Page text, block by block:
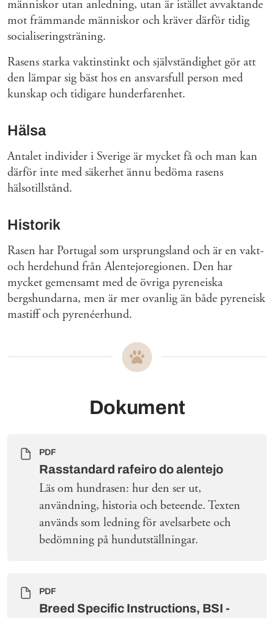
människor utan anledning, utan är istället avvaktande
mot främmande människor och kräver därför tidig
socialiseringsträning.
Rasens starka vaktinstinkt och självständighet gör att
den lämpar sig bäst hos en ansvarsfull person med
kunskap och tidigare hunderfarenhet.
Hälsa
Antalet individer i Sverige är mycket få och man kan
därför inte med säkerhet ännu bedöma rasens
hälsotillstånd.
Historik
Rasen har Portugal som ursprungsland och är en vakt-
och herdehund från Alentejoregionen. Den har
mycket gemensamt med de övriga pyreneiska
bergshundarna, men är mer ovanlig än både pyreneisk
mastiff och pyrenéerhund.
Dokument
PDF
Rasstandard rafeiro do alentejo
Läs om hundrasen: hur den ser ut,
användning, historia och beteende. Texten
används som ledning för avelsarbete och
bedömning på hundutställningar.
PDF
Breed Specific Instructions, BSI -